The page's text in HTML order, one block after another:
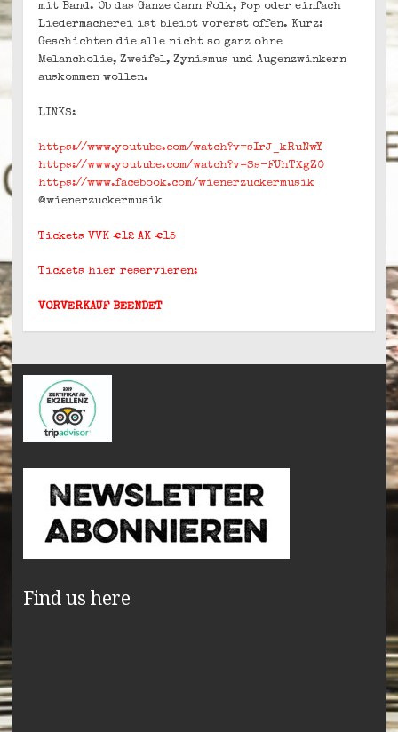
mit Band. Ob das Ganze dann Folk, Pop oder einfach
Liedermacherei ist bleibt vorerst offen. Kurz:
Geschichten die alle nicht so ganz ohne
Melancholie, Zweifel, Zynismus und Augenzwinkern
auskommen wollen.
LINKS:
https://www.youtube.com/watch?v=sIrJ_kRuNwY
https://www.youtube.com/watch?v=Ss-FUhTXgZ0
https://www.facebook.com/wienerzuckermusik
@wienerzuckermusik
Tickets VVK €12 AK €15
Tickets hier reservieren:
VORVERKAUF BEENDET
Find us here